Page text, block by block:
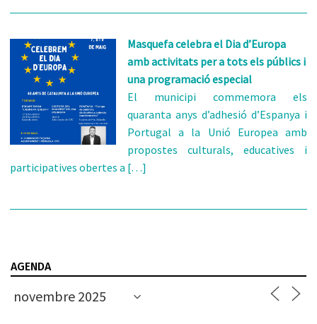
Masquefa celebra el Dia d’Europa
amb activitats per a tots els públics i
una programació especial
El municipi commemora els
quaranta anys d’adhesió d’Espanya i
Portugal a la Unió Europea amb
propostes culturals, educatives i
participatives obertes a […]
AGENDA